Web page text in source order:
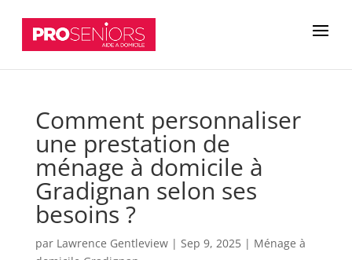
Comment personnaliser
une prestation de
ménage à domicile à
Gradignan selon ses
besoins ?
par Lawrence Gentleview| Sep 9, 2025| Ménage à